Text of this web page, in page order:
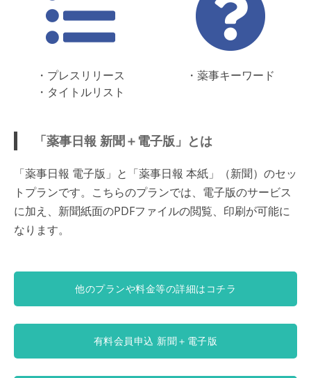
・プレスリリース
・タイトルリスト
・薬事キーワード
「薬事日報 新聞＋電子版」とは
「薬事日報 電子版」と「薬事日報 本紙」（新聞）のセッ
トプランです。こちらのプランでは、電子版のサービス
に加え、新聞紙面のPDFファイルの閲覧、印刷が可能に
なります。
他のプランや料金等の詳細はコチラ
有料会員申込 新聞＋電子版